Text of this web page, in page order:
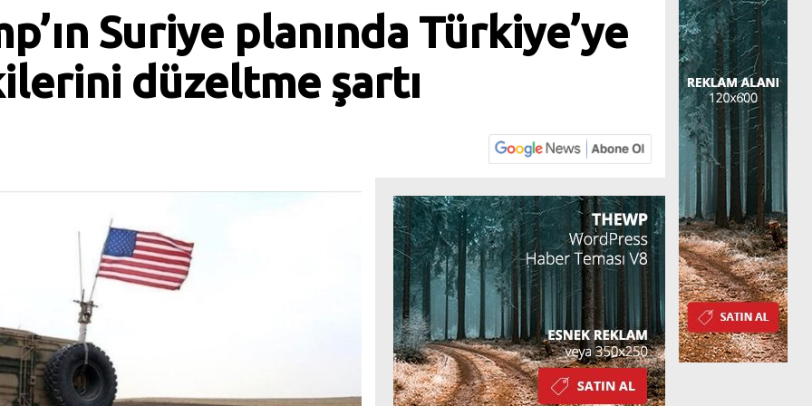
Suriye planında Türkiye’ye
düzeltme şartı